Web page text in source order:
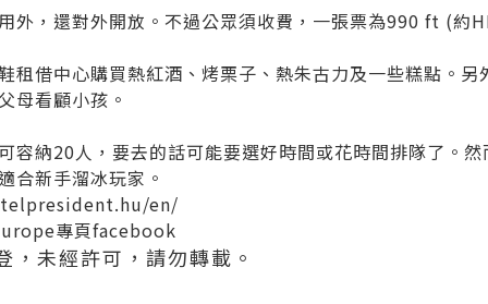
外，還對外開放。不過公眾須收費，一張票為990 ft (約
租借中心購買熱紅酒、烤栗子、熱朱古力及一些糕點。
母看顧小孩。
容納20人，要去的話可能要選好時間或花時間排隊了。
合新手溜冰玩家。
en/
專頁facebook
，未經許可，請勿轉載。